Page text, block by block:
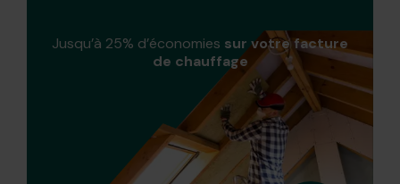
Jusqu’à 25% d’économies sur votre facture
de chauffage